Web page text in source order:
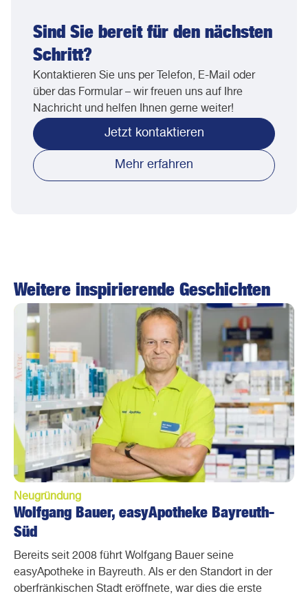
Sind Sie bereit für den nächsten
Schritt?
Kontaktieren Sie uns per Telefon, E-Mail oder
über das Formular – wir freuen uns auf Ihre
Nachricht und helfen Ihnen gerne weiter!
Jetzt kontaktieren
Mehr erfahren
Weitere inspirierende Geschichten
Neugründung
Wolfgang Bauer, easyApotheke Bayreuth-
Süd
Bereits seit 2008 führt Wolfgang Bauer seine
easyApotheke in Bayreuth. Als er den Standort in der
oberfränkischen Stadt eröffnete, war dies die erste